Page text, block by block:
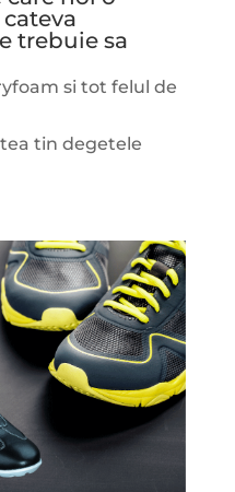
trebuie sa
si tot felul de
tin degetele